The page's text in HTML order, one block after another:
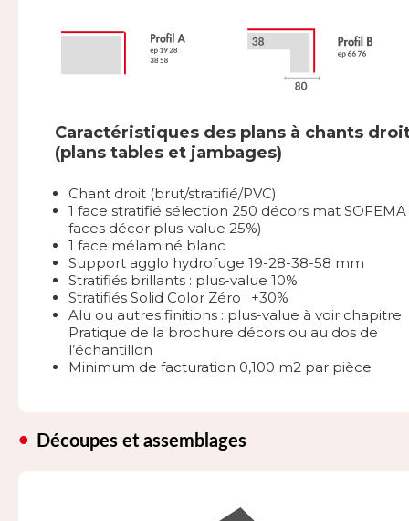
Caractéristiques des plans à chants
(plans tables et jambages)
Chant droit (brut/stratifié/PVC)
1 face stratifié sélection 250 décors mat SOFEMA
faces décor plus-value 25%)
1 face mélaminé blanc
Support agglo hydrofuge 19-28-38-58 mm
Stratifiés brillants : plus-value 10%
Stratifiés Solid Color Zéro : +30%
Alu ou autres finitions : plus-value à voir chapitre
Pratique de la brochure décors ou au dos de
l’échantillon
Minimum de facturation 0,100 m2 par pièce
Découpes et assemblages